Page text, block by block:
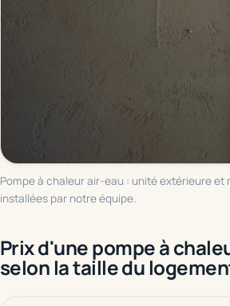
Pompe à chaleur air-eau : unité extérieure et
installées par notre équipe.
Prix d'une pompe à
selon la taille du